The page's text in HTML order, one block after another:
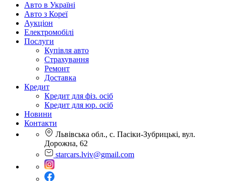
Авто в Україні
Авто з Кореї
Аукціон
Електромобілі
Послуги
Купівля авто
Страхування
Ремонт
Доставка
Кредит
Кредит для фіз. осіб
Кредит для юр. осіб
Новини
Контакти
Львівська обл., с. Пасіки-Зубрицькі, вул.
Дорожна, 62
starcars.lviv@gmail.com